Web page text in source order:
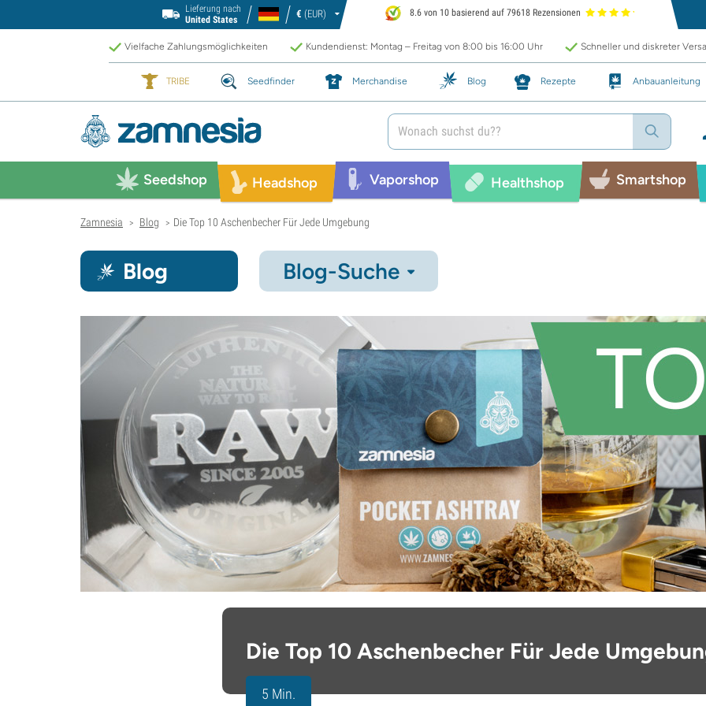
Lieferung nach
United States
€ (EUR) 8.6 von 10 basierend auf 79618 Rezensionen
Vielfache Zahlungsmöglichkeiten Kundendienst: Montag – Freitag von 8:00 bis 16:00 Uhr Schneller und diskreter
TRIBE Seedfinder Merchandise Blog Rezepte Anbauanleitung
Seedshop Headshop Vaporshop Healthshop Smartshop
Zamnesia > Blog > Die Top 10 Aschenbecher Für Jede Umgebung
Blog Blog-Suche
Die Top 10 Aschenbecher Für Jede
5 Min.